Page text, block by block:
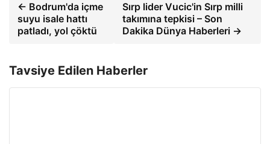
← Bodrum'da içme
suyu isale hattı
patladı, yol çöktü
Sırp lider Vucic'in Sırp milli
takımına tepkisi – Son
Dakika Dünya Haberleri →
Tavsiye Edilen Haberler